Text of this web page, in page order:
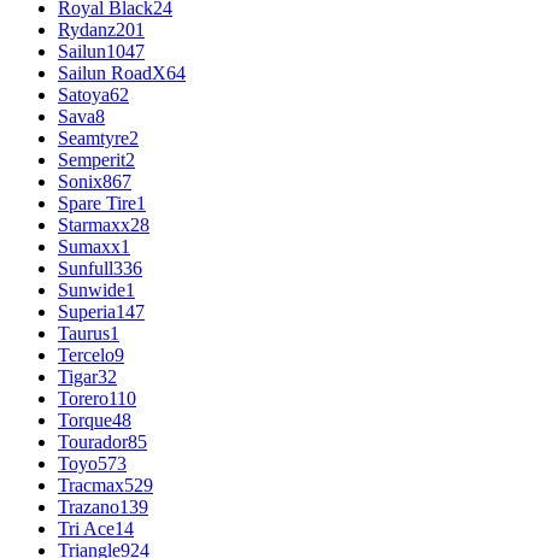
Royal Black24
Rydanz201
Sailun1047
Sailun RoadX64
Satoya62
Sava8
Seamtyre2
Semperit2
Sonix867
Spare Tire1
Starmaxx28
Sumaxx1
Sunfull336
Sunwide1
Superia147
Taurus1
Tercelo9
Tigar32
Torero110
Torque48
Tourador85
Toyo573
Tracmax529
Trazano139
Tri Ace14
Triangle924